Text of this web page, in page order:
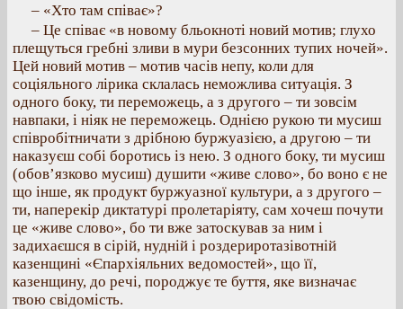
– «Хто там співає»?
– Це співає «в новому бльокноті новий мотив; глухо
плещуться гребні зливи в мури безсонних тупих ночей».
Цей новий мотив – мотив часів непу, коли для
соціяльного лірика склалась неможлива ситуація. З
одного боку, ти переможець, а з другого – ти зовсім
навпаки, і ніяк не переможець. Однією рукою ти мусиш
співробітничати з дрібною буржуазією, а другою – ти
наказуєш собі боротись із нею. З одного боку, ти мусиш
(обов’язково мусиш) душити «живе слово», бо воно є не
що інше, як продукт буржуазної культури, а з другого –
ти, наперекір диктатурі пролетаріяту, сам хочеш почути
це «живе слово», бо ти вже затоскував за ним і
задихаєшся в сірій, нудній і роздериротазівотній
казенщині «Єпархіяльних ведомостей», що її,
казенщину, до речі, породжує те буття, яке визначає
твою свідомість.